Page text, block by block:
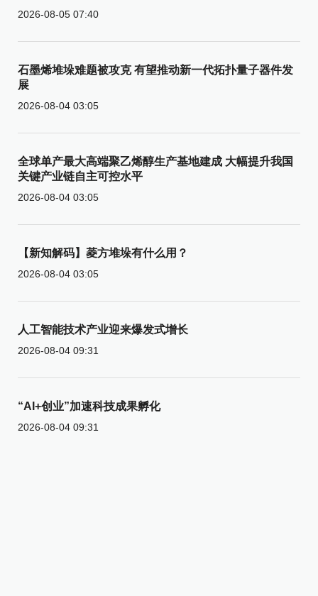
2026-08-05 07:40
石墨烯堆垛难题被攻克 有望推动新一代拓扑量子器件发
展
2026-08-04 03:05
全球单产最大高端聚乙烯醇生产基地建成 大幅提升我国
关键产业链自主可控水平
2026-08-04 03:05
【新知解码】菱方堆垛有什么用？
2026-08-04 03:05
人工智能技术产业迎来爆发式增长
2026-08-04 09:31
“AI+创业”加速科技成果孵化
2026-08-04 09:31